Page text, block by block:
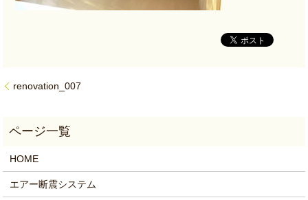
renovation_007
HOME
エアー断震システム